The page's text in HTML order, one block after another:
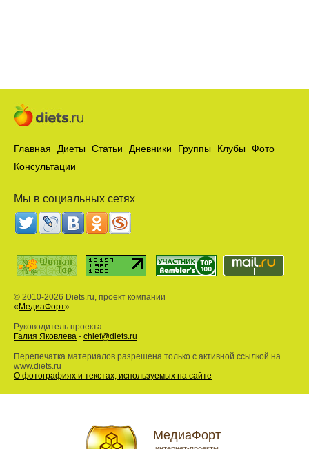
Главная Диеты Статьи Дневники Группы Клубы
Фото
Консультации
Мы в социальных сетях
© 2010-2026 Diets.ru, проект компании
«МедиаФорт».
Руководитель проекта:
Галия Яковлева - chief@diets.ru
Перепечатка материалов разрешена только с активной ссылкой на
www.diets.ru
О фотографиях и текстах, используемых на сайте
МедиаФорт